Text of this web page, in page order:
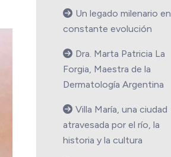
Un legado milenario en
constante evolución
Dra. Marta Patricia La
Forgia, Maestra de la
Dermatología Argentina
Villa María, una ciudad
atravesada por el río, la
historia y la cultura